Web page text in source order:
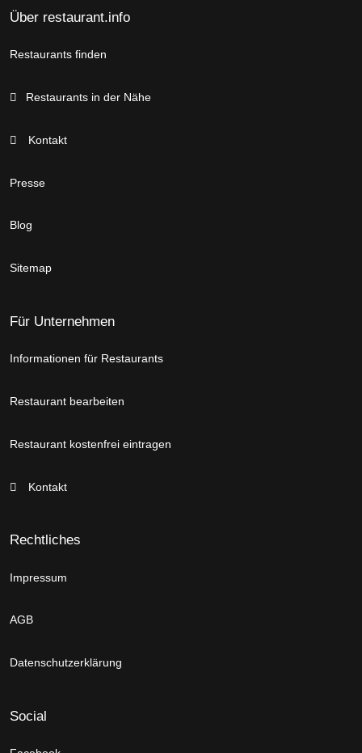
Über restaurant.info
Restaurants finden
Restaurants in der Nähe
Kontakt
Presse
Blog
Sitemap
Für Unternehmen
Informationen für Restaurants
Restaurant bearbeiten
Restaurant kostenfrei eintragen
Kontakt
Rechtliches
Impressum
AGB
Datenschutzerklärung
Social